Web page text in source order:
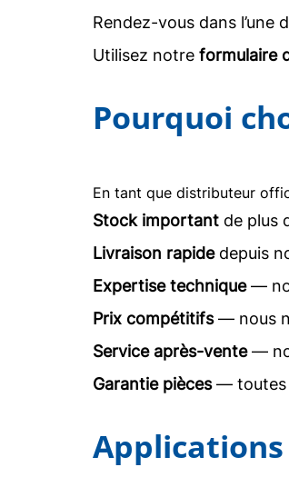
Rendez-vous dans l’une
Utilisez notre formulaire
Pourquoi
En tant que distributeur
Stock important de plus
Livraison rapidedepuis
Expertise technique—
Prix compétitifs— nous
Service après-vente—
Garantie pièces— toutes
Applications